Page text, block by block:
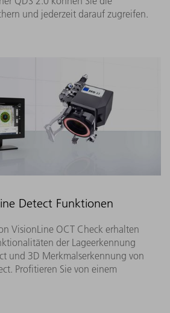
und jederzeit darauf zugreifen.
Detect Funktionen
VisionLine OCT Check erhalten
der Lageerkennung
und 3D Merkmalserkennung von
Profitieren Sie von einem